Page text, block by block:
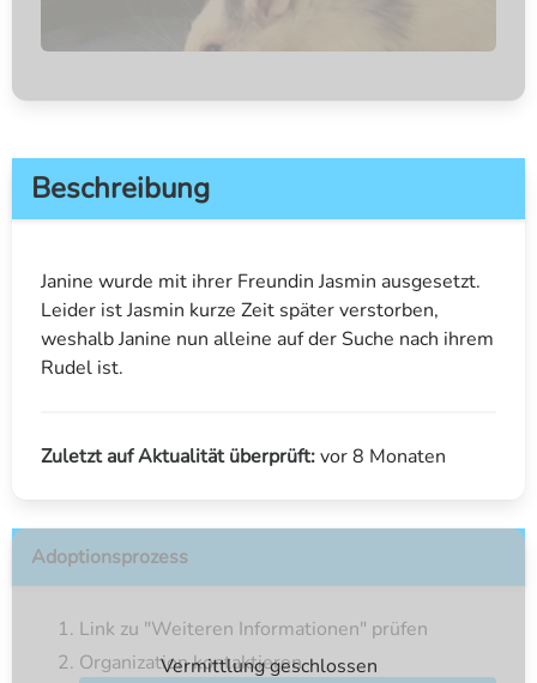
Beschreibung
Janine wurde mit ihrer Freundin Jasmin ausgesetzt.
Leider ist Jasmin kurze Zeit später verstorben,
weshalb Janine nun alleine auf der Suche nach ihrem
Rudel ist.
Zuletzt auf Aktualität überprüft:vor 8 Monaten
Adoptionsprozess
Vermittlung geschlossen
Link zu "Weiteren Informationen" prüfen
Organization kontaktieren